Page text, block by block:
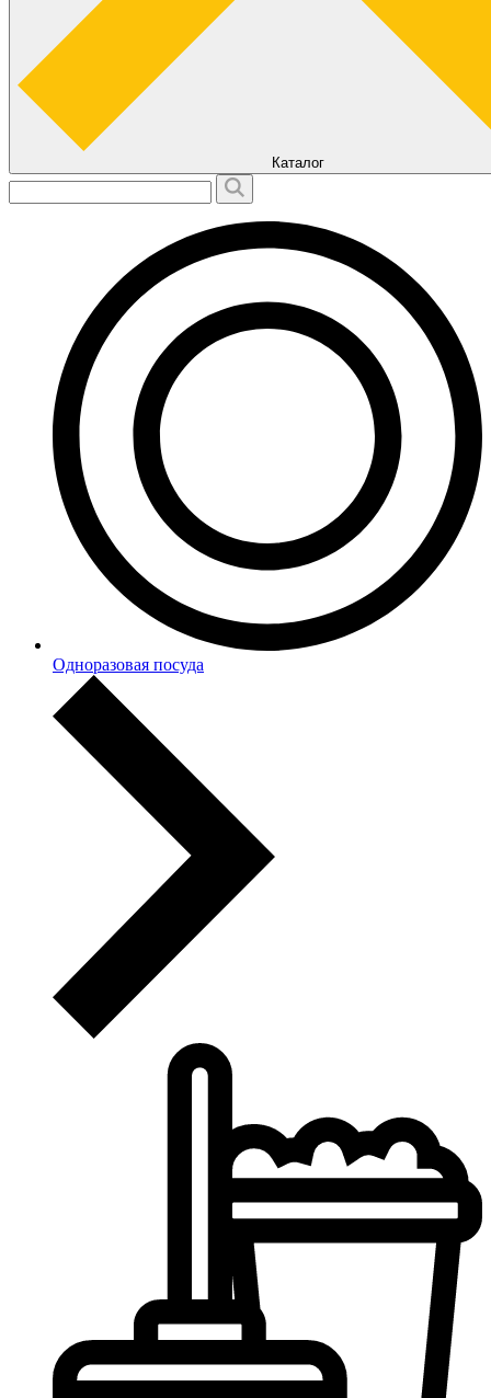
Каталог
Одноразовая посуда